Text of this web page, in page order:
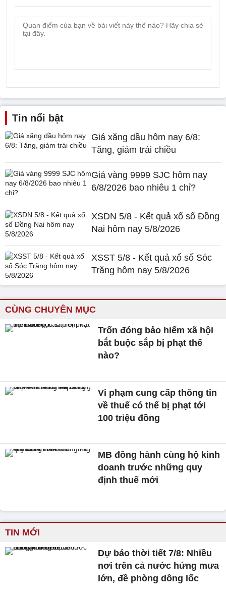
Tin nổi bật
Giá xăng dầu hôm nay 6/8:
Tăng, giảm trái chiều
Giá vàng 9999 SJC hôm nay
6/8/2026 bao nhiêu 1 chỉ?
XSDN 5/8 - Kết quả xổ số Đồng
Nai hôm nay 5/8/2026
XSST 5/8 - Kết quả xổ số Sóc
Trăng hôm nay 5/8/2026
CÙNG CHUYÊN MỤC
Trốn đóng bảo hiểm xã hội
bắt buộc sắp bị phạt thế
nào?
Vi phạm cung cấp thông tin
về thuế có thể bị phạt tới
100 triệu đồng
MB đồng hành cùng hộ kinh
doanh trước những quy
định thuế mới
TIN MỚI
Dự báo thời tiết 7/8: Nhiều
nơi trên cả nước hứng mưa
lớn, đề phòng dông lốc